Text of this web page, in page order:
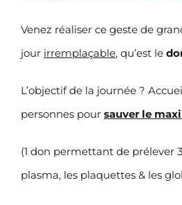
Venez réaliser ce geste de
jour irremplaçable, qu’est le
L’objectif de la journée ?
personnes pour sauver le
(1 don permettant de prélever
plasma, les plaquettes & les